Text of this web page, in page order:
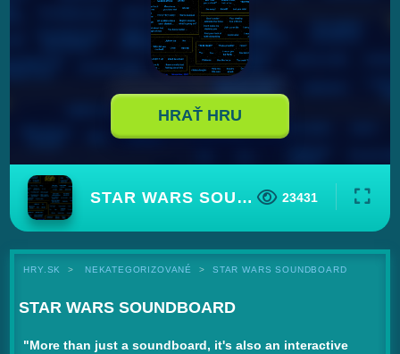
HRAŤ HRU
STAR WARS SOUNDBOARD 23431
HRY.SK NEKATEGORIZOVANÉ STAR WARS SOUNDBOARD
STAR WARS SOUNDBOARD
"More than just a soundboard, it's also an interactive